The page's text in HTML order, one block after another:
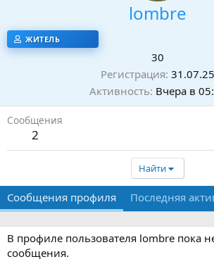
lombre
ЖИТЕЛЬ
30
Регистрация 31.07.25
Активность Вчера в
Сообщения
2
Найти
Сообщения профиля Последняя
В профиле пользователя lombre пока
сообщения.